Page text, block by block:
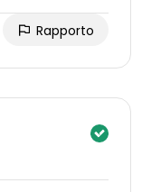
Rapporto